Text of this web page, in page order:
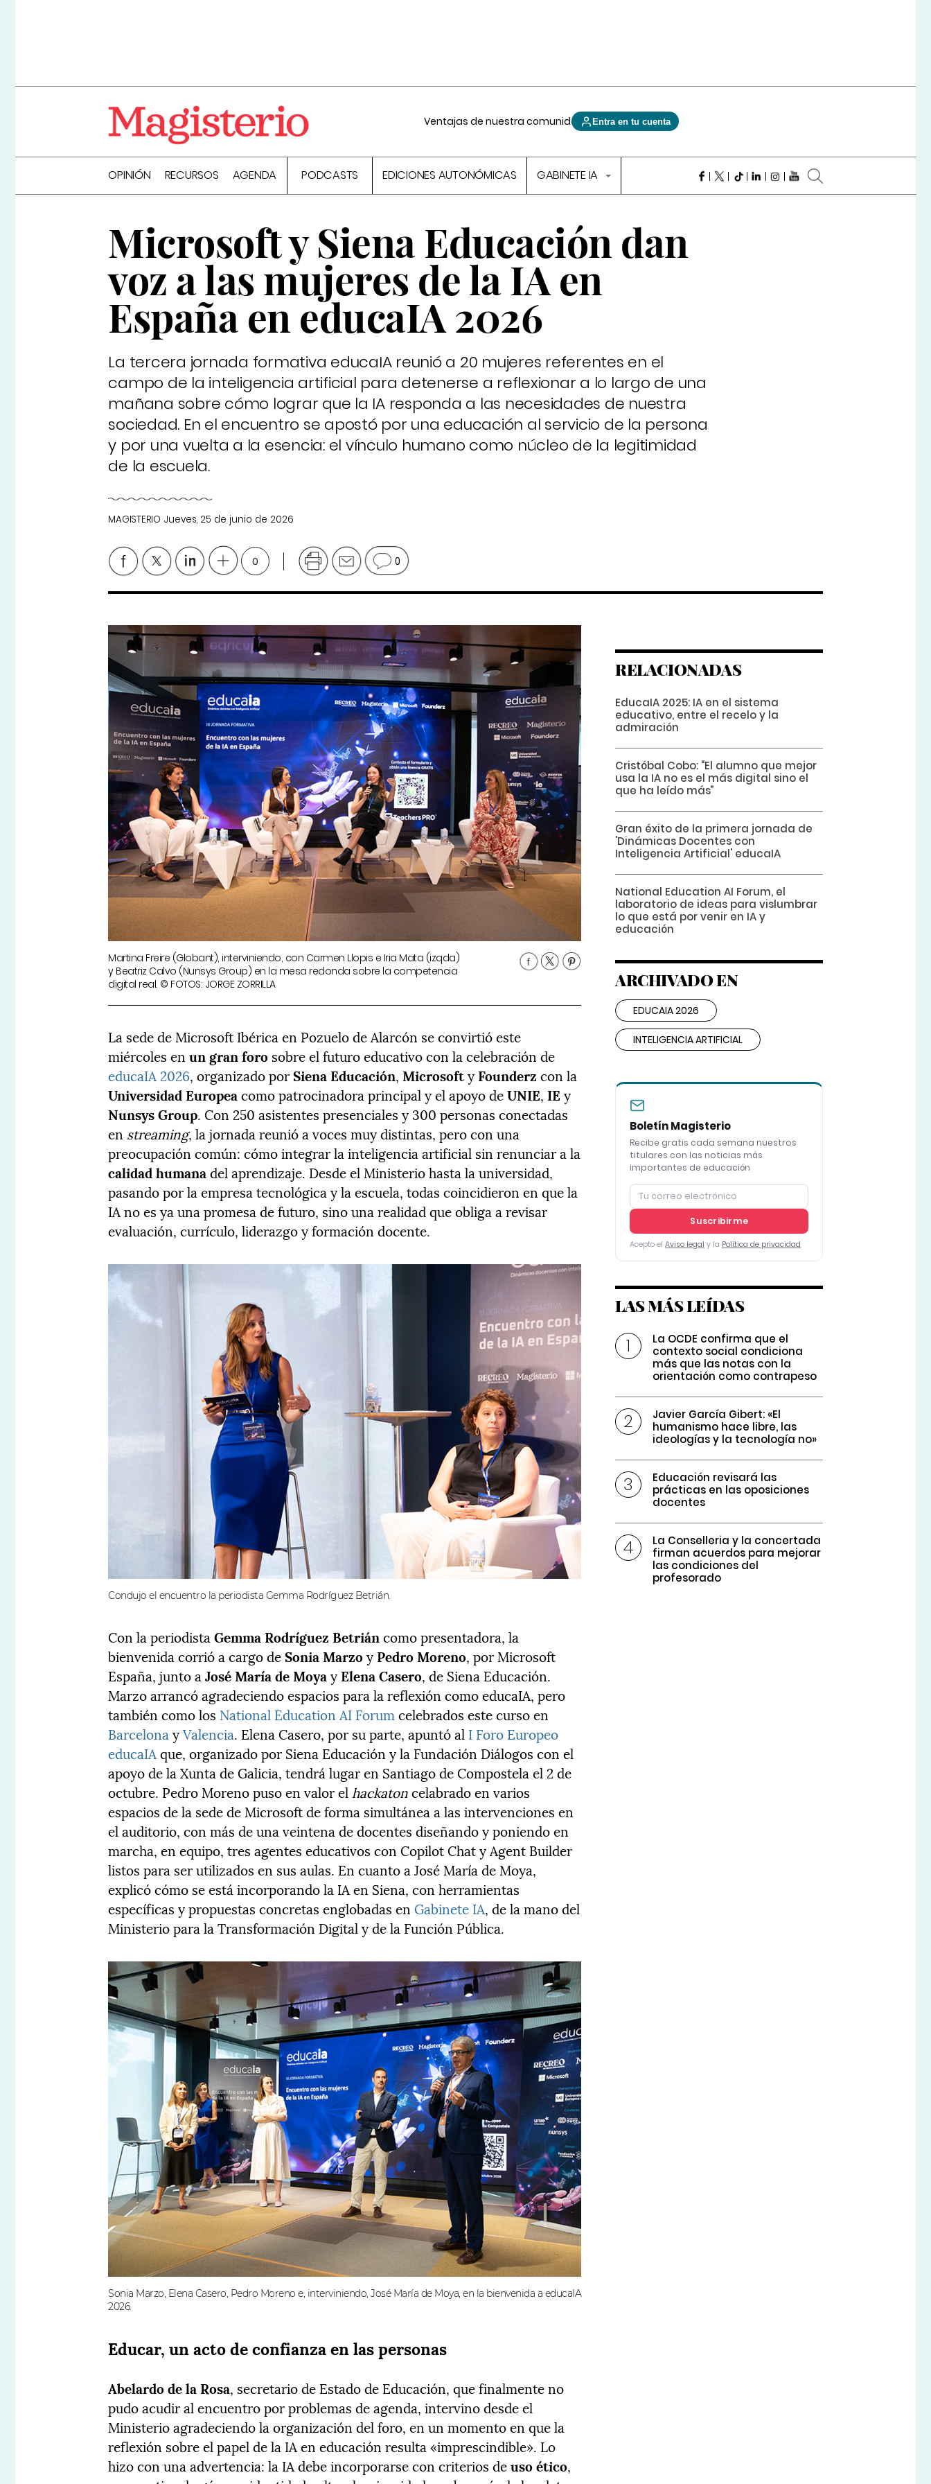
Ventajas de nuestra comunidad Entra en tu cuenta
OPINIÓN RECURSOS AGENDA PODCASTS EDICIONES AUTONÓMICAS GABINETE IA
Microsoft y Siena Educación dan
voz a las mujeres de la IA en
España en educaIA 2026
La tercera jornada formativa educaIA reunió a 20 mujeres referentes en el
campo de la inteligencia artificial para detenerse a reflexionar a lo largo de una
mañana sobre cómo lograr que la IA responda a las necesidades de nuestra
sociedad. En el encuentro se apostó por una educación al servicio de la persona
y por una vuelta a la esencia: el vínculo humano como núcleo de la legitimidad
de la escuela.
MAGISTERIO Jueves, 25 de junio de 2026
0 0
Martina Freire (Globant), interviniendo, con Carmen Llopis e Iria Mata (izqda)
y Beatriz Calvo (Nunsys Group) en la mesa redonda sobre la competencia
digital real. © FOTOS: JORGE ZORRILLA
La sede de Microsoft Ibérica en Pozuelo de Alarcón se convirtió este
miércoles enun gran foro sobre el futuro educativo con la celebración de
educaIA 2026, organizado porSiena Educación, Microsofty Founderzcon la
Universidad Europeacomo patrocinadora principal y el apoyo deUNIE, IE y
Nunsys Group. Con 250 asistentes presenciales y 300 personas conectadas
en streaming, la jornada reunió a voces muy distintas, pero con una
preocupación común: cómo integrar la inteligencia artificial sin renunciar a la
calidad humanadel aprendizaje. Desde el Ministerio hasta la universidad,
pasando por la empresa tecnológica y la escuela, todas coincidieron en que la
IA no es ya una promesa de futuro, sino una realidad que obliga a revisar
evaluación, currículo, liderazgo y formación docente.
Condujo el encuentro la periodista Gemma Rodríguez Betrián.
Con la periodistaGemma Rodríguez Betriáncomo presentadora, la
bienvenida corrió a cargo deSonia Marzoy Pedro Moreno, por Microsoft
España, junto aJosé María de Moyay Elena Casero, de Siena Educación.
Marzo arrancó agradeciendo espacios para la reflexión como educaIA, pero
también como los National Education AI Forumcelebrados este curso en
BarcelonayValencia. Elena Casero, por su parte, apuntó al I Foro Europeo
educaIAque, organizado por Siena Educación y la Fundación Diálogos con el
apoyo de la Xunta de Galicia, tendrá lugar en Santiago de Compostela el 2 de
octubre. Pedro Moreno puso en valor elhackatoncelabrado en varios
espacios de la sede de Microsoft de forma simultánea a las intervenciones en
el auditorio, con más de una veintena de docentes diseñando y poniendo en
marcha, en equipo, tres agentes educativos con Copilot Chat y Agent Builder
listos para ser utilizados en sus aulas. En cuanto a José María de Moya,
explicó cómo se está incorporando la IA en Siena, con herramientas
específicas y propuestas concretas englobadas en Gabinete IA, de la mano del
Ministerio para la Transformación Digital y de la Función Pública.
Sonia Marzo, Elena Casero, Pedro Moreno e, interviniendo, José María de Moya, en la bienvenida a educaIA
2026.
Educar, un acto de confianza en las personas
Abelardo de la Rosa, secretario de Estado de Educación, que finalmente no
pudo acudir al encuentro por problemas de agenda, intervino desde el
Ministerio agradeciendo la organización del foro, en un momento en que la
reflexión sobre el papel de la IA en educación resulta «imprescindible». Lo
hizo con una advertencia: la IA debe incorporarse con criterios deuso ético,
RELACIONADAS
EducaIA 2025: IA en el sistema
educativo, entre el recelo y la
admiración
Cristóbal Cobo: “El alumno que mejor
usa la IA no es el más digital sino el
que ha leído más”
Gran éxito de la primera jornada de
'Dinámicas Docentes con
Inteligencia Artificial' educaIA
National Education AI Forum, el
laboratorio de ideas para vislumbrar
lo que está por venir en IA y
educación
ARCHIVADO EN
EDUCAIA 2026
INTELIGENCIA ARTIFICIAL
Boletín Magisterio
Recibe gratis cada semana nuestros
titulares con las noticias más
importantes de educación
Suscribirme
Acepto el Aviso legal y la Política de privacidad
LAS MÁS LEÍDAS
La OCDE confirma que el
contexto social condiciona
más que las notas con la
orientación como contrapeso
Javier García Gibert: «El
humanismo hace libre, las
ideologías y la tecnología no»
Educación revisará las
prácticas en las oposiciones
docentes
La Conselleria y la concertada
firman acuerdos para mejorar
las condiciones del
profesorado